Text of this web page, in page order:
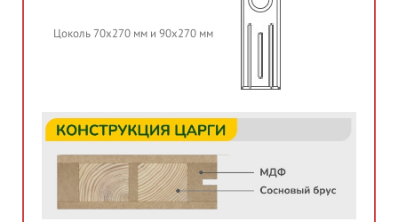
Цоколь 70х270 мм и 90х270 мм